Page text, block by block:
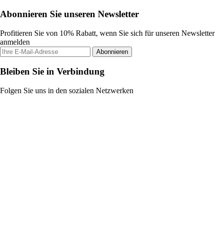
Abonnieren Sie unseren Newsletter
Profitieren Sie von 10% Rabatt, wenn Sie sich für unseren Newsletter
anmelden
Abonnieren
Bleiben Sie in Verbindung
Folgen Sie uns in den sozialen Netzwerken